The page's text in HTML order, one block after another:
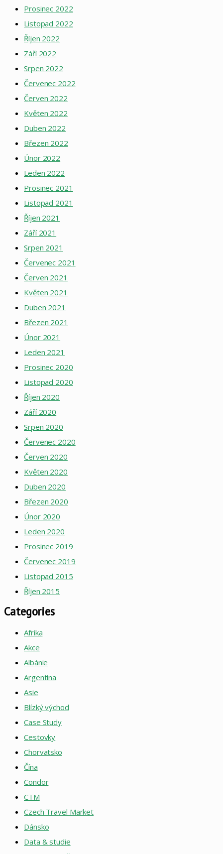
Prosinec 2022
Listopad 2022
Říjen 2022
Září 2022
Srpen 2022
Červenec 2022
Červen 2022
Květen 2022
Duben 2022
Březen 2022
Únor 2022
Leden 2022
Prosinec 2021
Listopad 2021
Říjen 2021
Září 2021
Srpen 2021
Červenec 2021
Červen 2021
Květen 2021
Duben 2021
Březen 2021
Únor 2021
Leden 2021
Prosinec 2020
Listopad 2020
Říjen 2020
Září 2020
Srpen 2020
Červenec 2020
Červen 2020
Květen 2020
Duben 2020
Březen 2020
Únor 2020
Leden 2020
Prosinec 2019
Červenec 2019
Listopad 2015
Říjen 2015
Categories
Afrika
Akce
Albánie
Argentina
Asie
Blízký východ
Case Study
Cestovky
Chorvatsko
Čína
Condor
CTM
Czech Travel Market
Dánsko
Data & studie